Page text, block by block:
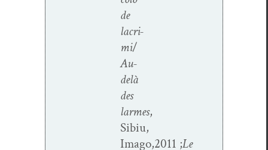
de
lacri­
mi/
Au-
delà
des
larmes,
Sibiu,
Imago,2011 ;Le